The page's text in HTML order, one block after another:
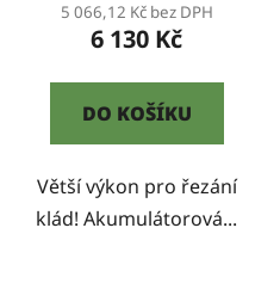
5 066,12 Kč bez DPH
6 130 Kč
DO KOŠÍKU
Větší výkon pro řezání
klád! Akumulátorová...